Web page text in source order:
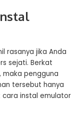
rasanya jika Anda
sejati. Berkat
maka pengguna
tersebut hanya
cara instal emulator